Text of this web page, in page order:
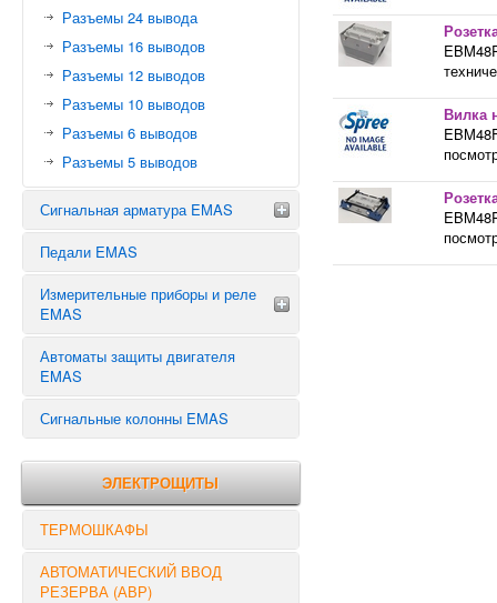
Разъемы 24 вывода
Разъемы 16 выводов
Разъемы 12 выводов
Разъемы 10 выводов
Разъемы 6 выводов
Разъемы 5 выводов
Сигнальная арматура EMAS
Сигнальная арматура 10 мм
Сигнальная арматура 22 мм
Педали EMAS
Измерительные приборы и реле
EMAS
ТАЙМЕРЫ
РЕЛЕ ВРЕМЕНИ
РЕЛЕ НАПРЯЖЕНИЯ
РЕЛЕ КОНТРОЛЯ
Автоматы защиты двигателя
EMAS
Сигнальные колонны EMAS
ЭЛЕКТРОЩИТЫ
ТЕРМОШКАФЫ
АВТОМАТИЧЕСКИЙ ВВОД
РЕЗЕРВА (АВР)
Вилка